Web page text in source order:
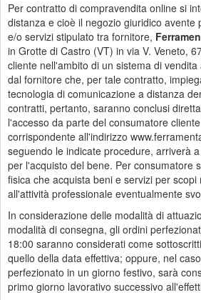
Per contratto di compravendita online si
distanza e cioè il negozio giuridico avente
e/o servizi stipulato tra fornitore,
in Grotte di Castro (VT) in via V. Veneto,
cliente nell'ambito di un sistema di
dal fornitore che, per tale contratto,
tecnologia di comunicazione a distanza
contratti, pertanto, saranno conclusi
l'accesso da parte del consumatore
corrispondente all'indirizzo
seguendo le indicate procedure, arriverà
per l'acquisto del bene. Per consumatore
fisica che acquista beni e servizi per
all'attività professionale eventualmente
In considerazione delle modalità di
modalità di consegna, gli ordini
18:00 saranno considerati come
quello della data effettiva; oppure, nel
perfezionato in un giorno festivo, sarà
primo giorno lavorativo successivo